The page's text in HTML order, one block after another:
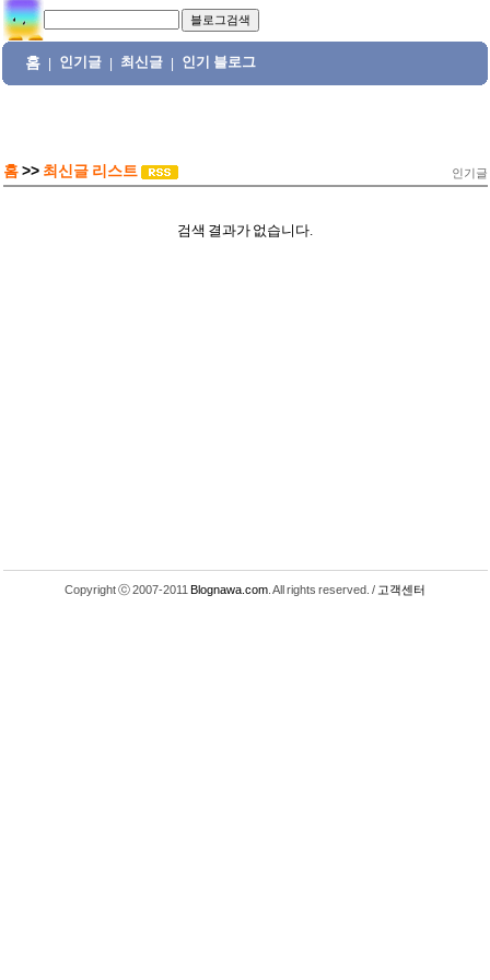
홈 인기글 최신글 인기 블로그
홈 >> 최신글 리스트 인기글
검색 결과가 없습니다.
Copyright ⓒ 2007-2011 Blognawa.com . All rights reserved. / 고객센터